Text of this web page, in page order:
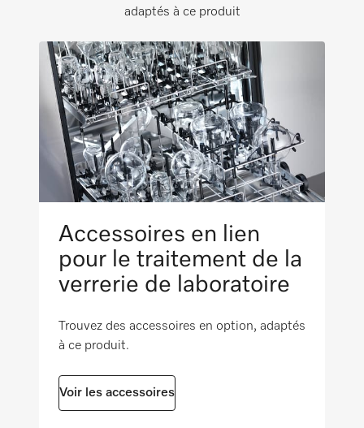
Cote extérieure, hauteur brute en mm
325
Cote extérieure, largeur brute en mm
305
Cote extérieure, profondeur brute en mm
310
Poids net en kg
0,66
Poids brut en kg
adaptés à ce produit
Accessoires en lien
pour le traitement de la
verrerie de laboratoire
Trouvez des accessoires en option, adaptés
à ce produit.
Voir les accessoires